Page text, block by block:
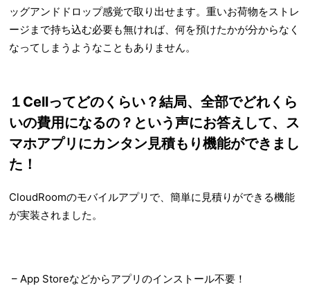
ッグアンドドロップ感覚で取り出せます。重いお荷物をストレ
ージまで持ち込む必要も無ければ、何を預けたかが分からなく
なってしまうようなこともありません。
１Cellってどのくらい？結局、全部でどれくら
いの費用になるの？という声にお答えして、ス
マホアプリにカンタン見積もり機能ができまし
た！
CloudRoomのモバイルアプリで、簡単に見積りができる機能
が実装されました。
– App Storeなどからアプリのインストール不要！